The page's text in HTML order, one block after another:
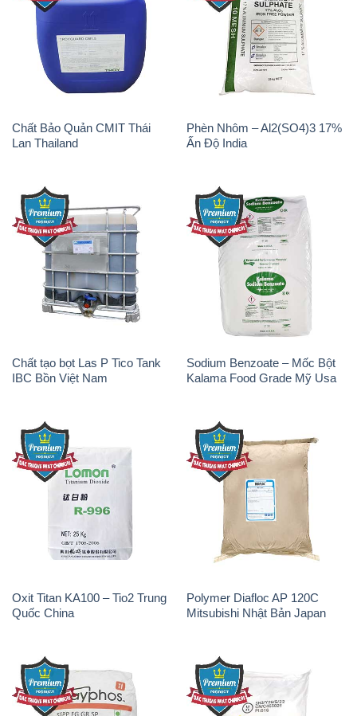
Chất Bảo Quản CMIT Thái
Lan Thailand
Phèn Nhôm – Al2(SO4)3 17%
Ấn Độ India
Chất tạo bọt Las P Tico Tank
IBC Bồn Việt Nam
Sodium Benzoate – Mốc Bột
Kalama Food Grade Mỹ Usa
Oxit Titan KA100 – Tio2 Trung
Polymer Diafloc AP 120C
Mitsubishi Nhật Bản Japan